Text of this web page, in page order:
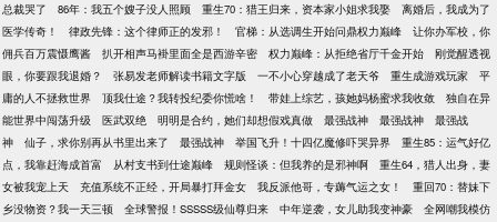
总裁哭了
86年：我五个嫂子没人照顾 重生70：猎王归来，资本家小姐求我娶
离婚后，我成为了
医学传奇！
律政先锋：这个律师正的发邪！ 官梯：从选调生开始问鼎权力巅峰
让你办军校，你
佣兵百万震慑鹰酱
扒开相声马褂里面全是西游辛密 权力巅峰：从拒绝省厅千金开始
刚觉醒透视
眼，你要跟我退婚？
张易发老师解读书籍文字版 一不小心穿越成了老天爷 重生成游戏玩家
平
庸的人不拯救世界
顶我仕途？我转投纪委你慌啥！ 带娃上综艺，孩她妈杨蜜求我收敛
独自在异
能世界中闯荡升级
医武双绝 明明是合约，她们却想假戏真做 最强战神 最强战神
最强战
神
仙子，求你别再从书里出来了 最强战神 举国飞升！十四亿魔修吓哭异界
重生85：运气好亿
点，我靠赶海成首富
从村支书到仕途巅峰 规则怪谈：但我养的是邪神啊
重生64，猎人出身，妻
女被我宠上天
充值系统不正经，开局暴打拜金女 我反派他哥，专薅气运之女！
重回70：替妹下
乡没物资？我一天三顿
全球警报！SSSSS级仙尊归来 中年逆袭，女儿助我变神豪
全网嘲我模仿